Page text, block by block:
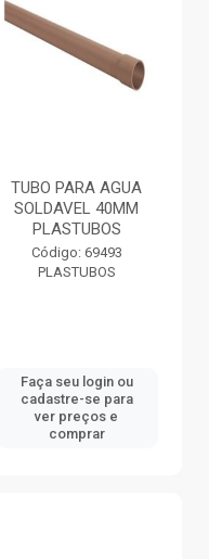
TUBO PARA AGUA
SOLDAVEL 40MM
PLASTUBOS
Código: 69493
PLASTUBOS
Faça seu login ou
cadastre-se para
ver preços e
comprar